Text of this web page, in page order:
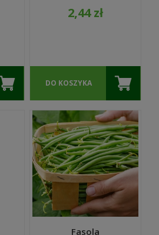
2,44 zł
DO KOSZYKA
Fasola